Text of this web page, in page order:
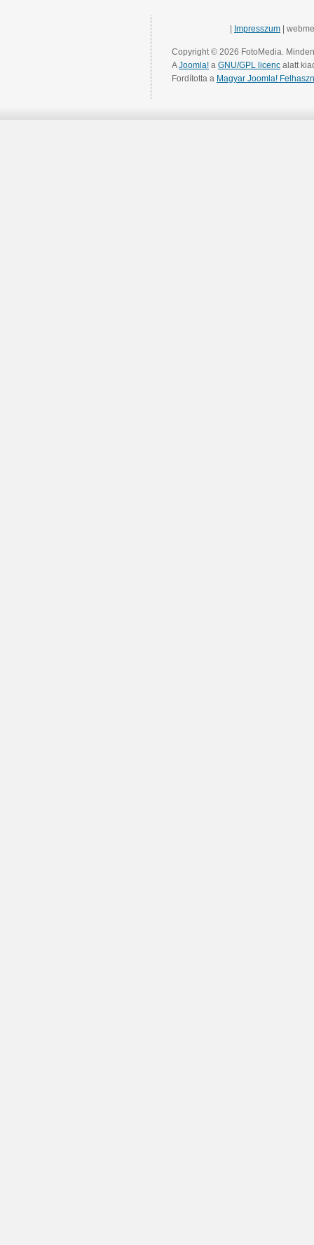
Impresszum |
Copyright © 2026 FotoMedia.
AJoomla! a GNU/GPL licenc alatt
Fordította a Magyar Joomla!